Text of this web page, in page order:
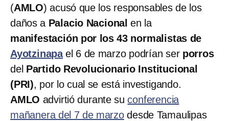
(AMLO) acusó que los responsables de los
daños a Palacio Nacional en la
manifestación por los 43 normalistas de
Ayotzinapael 6 de marzo podrían ser porros
del Partido Revolucionario Institucional
(PRI), por lo cual se está investigando.
AMLO advirtió durante suconferencia
mañanera del 7 de marzodesde Tamaulipas